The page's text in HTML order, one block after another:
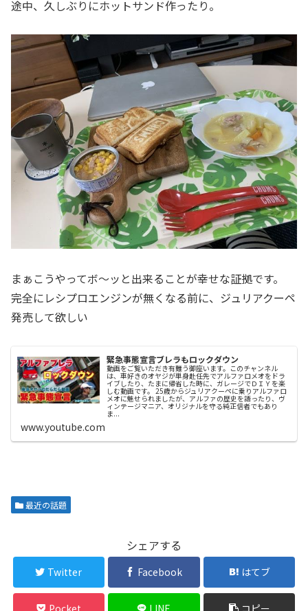
途中、久しぶりにホットサンド作ったり。
まぁこうやってボ〜ッと出来ることが幸せな証拠です。
完全にレシプロエンジンが無くなる前に、ジュリアクーペ
発売して欲しい
緊急事態宣言ブレラもロックダウン
動画をご覧いただき有難う御座います。このチャンネル
は、車好きのオヤジが単身赴任先でアルファロメオをドラ
イブしたり、たまに帰省した時に、ガレージでＤＩＹを楽
しむ動画です。 25歳からジュリアクーペに乗りアルファロ
メオに魅せられましたが、アルファの歴史を語ったり、ヴ
ィンテージマニア、オリジナルを守る純正信者でもあり
ま...
www.youtube.com
最近の話題
シェアする
Twitter Facebook はてブ
Pocket LINE コピー